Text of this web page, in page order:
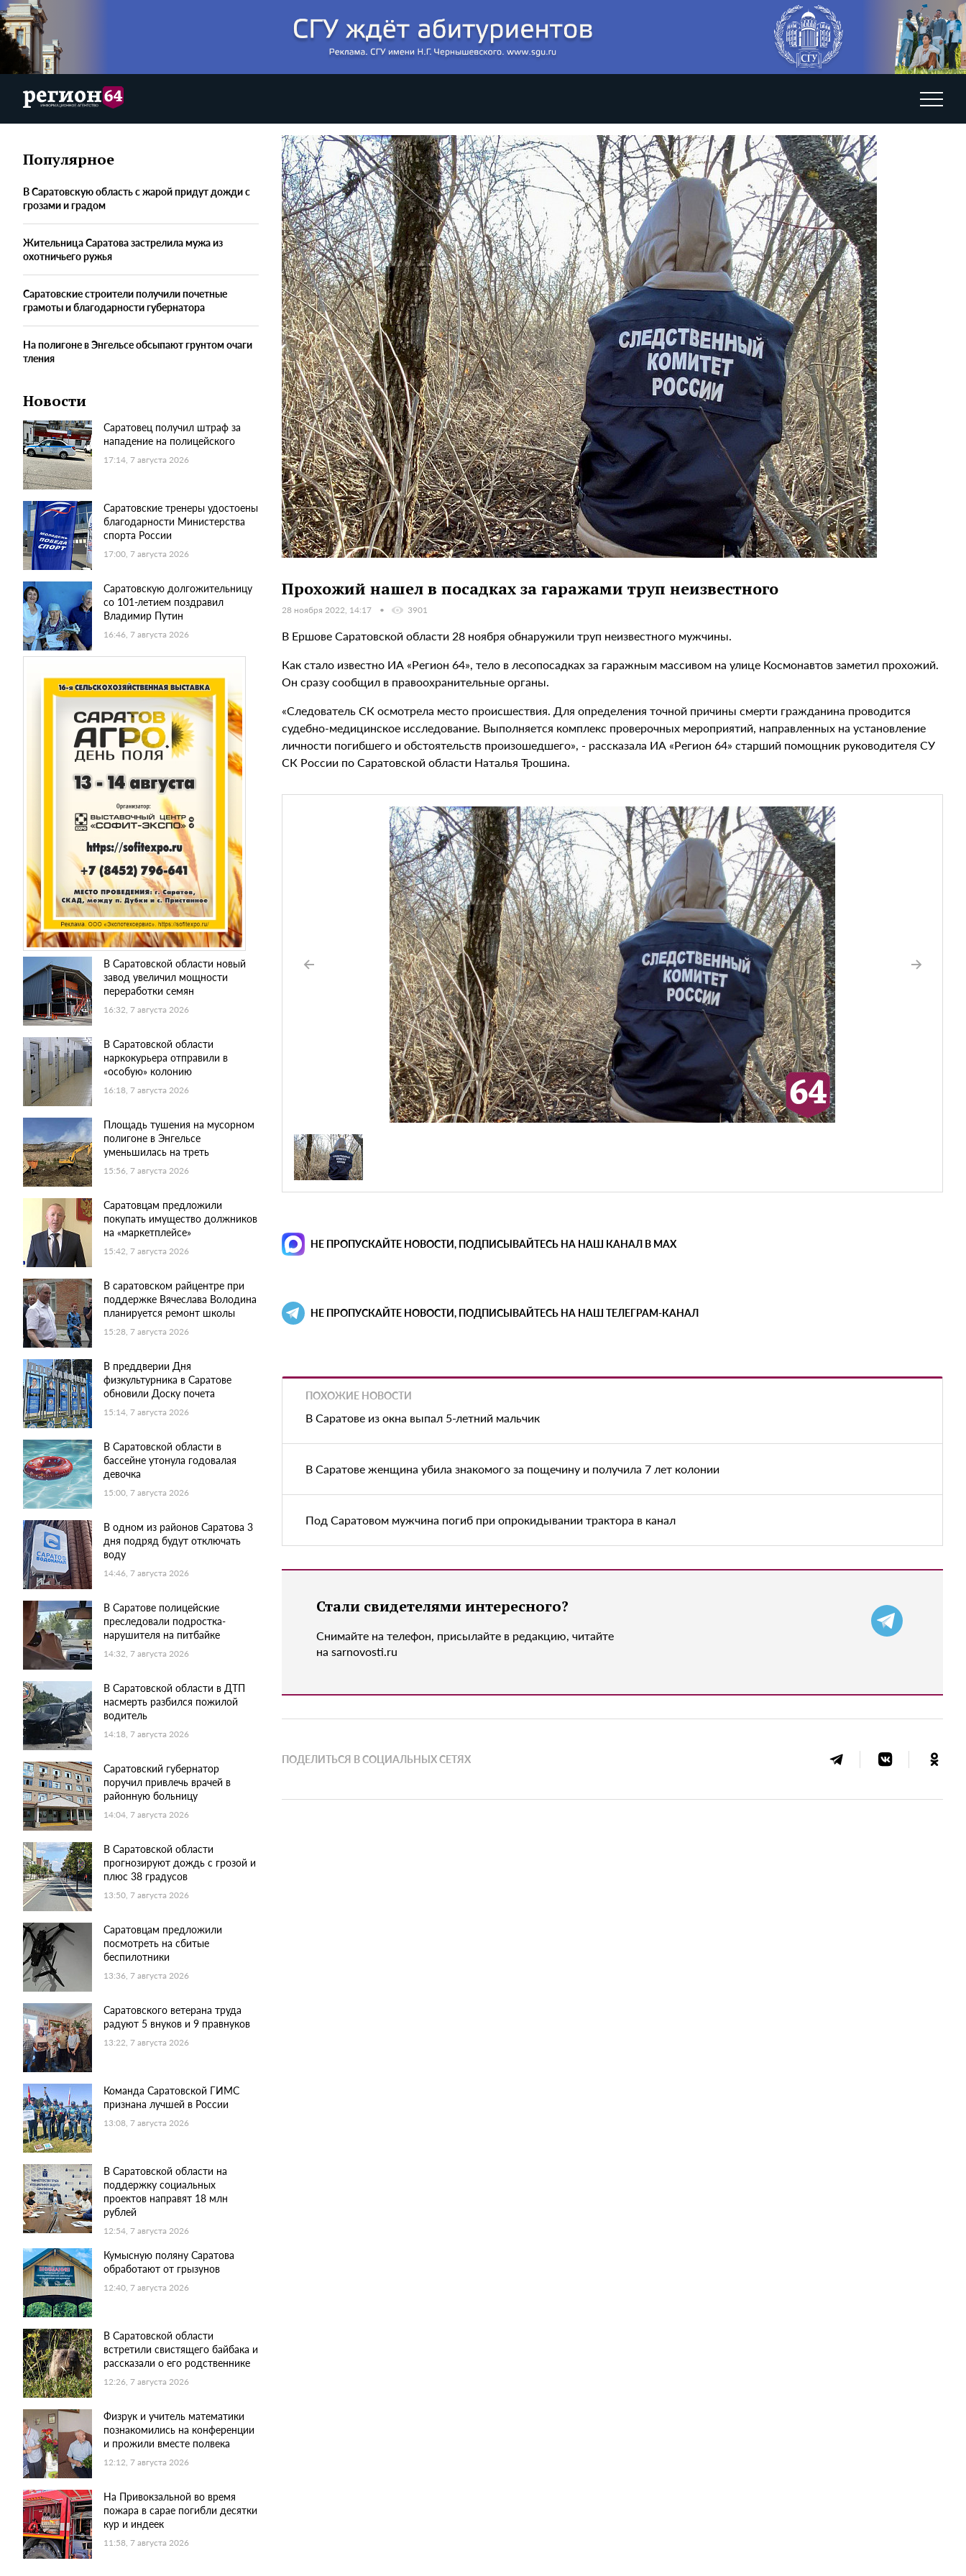
Популярное
В Саратовскую область с жарой придут дожди с
грозами и градом
Жительница Саратова застрелила мужа из
охотничьего ружья
Саратовские строители получили почетные
грамоты и благодарности губернатора
На полигоне в Энгельсе обсыпают грунтом очаги
тления
Новости
Саратовец получил штраф за
нападение на полицейского
17:14, 7 августа 2026
Саратовские тренеры удостоены
благодарности Министерства
спорта России
17:00, 7 августа 2026
Саратовскую долгожительницу
со 101-летием поздравил
Владимир Путин
16:46, 7 августа 2026
В Саратовской области новый
завод увеличил мощности
переработки семян
16:32, 7 августа 2026
В Саратовской области
наркокурьера отправили в
«особую» колонию
16:18, 7 августа 2026
Площадь тушения на мусорном
полигоне в Энгельсе
уменьшилась на треть
15:56, 7 августа 2026
Саратовцам предложили
покупать имущество должников
на «маркетплейсе»
15:42, 7 августа 2026
В саратовском райцентре при
поддержке Вячеслава Володина
планируется ремонт школы
15:28, 7 августа 2026
В преддверии Дня
физкультурника в Саратове
обновили Доску почета
15:14, 7 августа 2026
В Саратовской области в
бассейне утонула годовалая
девочка
15:00, 7 августа 2026
В одном из районов Саратова 3
дня подряд будут отключать
воду
14:46, 7 августа 2026
В Саратове полицейские
преследовали подростка-
нарушителя на питбайке
14:32, 7 августа 2026
В Саратовской области в ДТП
насмерть разбился пожилой
водитель
14:18, 7 августа 2026
Саратовский губернатор
поручил привлечь врачей в
районную больницу
14:04, 7 августа 2026
В Саратовской области
прогнозируют дождь с грозой и
плюс 38 градусов
13:50, 7 августа 2026
Саратовцам предложили
посмотреть на сбитые
беспилотники
13:36, 7 августа 2026
Саратовского ветерана труда
радуют 5 внуков и 9 правнуков
13:22, 7 августа 2026
Команда Саратовской ГИМС
признана лучшей в России
13:08, 7 августа 2026
В Саратовской области на
поддержку социальных
проектов направят 18 млн
рублей
12:54, 7 августа 2026
Кумысную поляну Саратова
обработают от грызунов
12:40, 7 августа 2026
В Саратовской области
встретили свистящего байбака и
рассказали о его родственнике
12:26, 7 августа 2026
Физрук и учитель математики
познакомились на конференции
и прожили вместе полвека
12:12, 7 августа 2026
На Привокзальной во время
пожара в сарае погибли десятки
кур и индеек
11:58, 7 августа 2026
Прохожий нашел в посадках за гаражами труп неизвестного
28 ноября 2022, 14:17 3901
В Ершове Саратовской области 28 ноября обнаружили труп неизвестного мужчины.
Как стало известно ИА «Регион 64», тело в лесопосадках за гаражным массивом на улице Космонавтов заметил прохожий.
Он сразу сообщил в правоохранительные органы.
«Следователь СК осмотрела место происшествия. Для определения точной причины смерти гражданина проводится
судебно-медицинское исследование. Выполняется комплекс проверочных мероприятий, направленных на установление
личности погибшего и обстоятельств произошедшего», - рассказала ИА «Регион 64» старший помощник руководителя СУ
СК России по Саратовской области Наталья Трошина.
НЕ ПРОПУСКАЙТЕ НОВОСТИ, ПОДПИСЫВАЙТЕСЬ НА НАШ КАНАЛ В MAX
НЕ ПРОПУСКАЙТЕ НОВОСТИ, ПОДПИСЫВАЙТЕСЬ НА НАШ ТЕЛЕГРАМ-КАНАЛ
ПОХОЖИЕ НОВОСТИ
В Саратове из окна выпал 5-летний мальчик
В Саратове женщина убила знакомого за пощечину и получила 7 лет колонии
Под Саратовом мужчина погиб при опрокидывании трактора в канал
Стали свидетелями интересного?
Снимайте на телефон, присылайте в редакцию, читайте
на sarnovosti.ru
ПОДЕЛИТЬСЯ В СОЦИАЛЬНЫХ СЕТЯХ